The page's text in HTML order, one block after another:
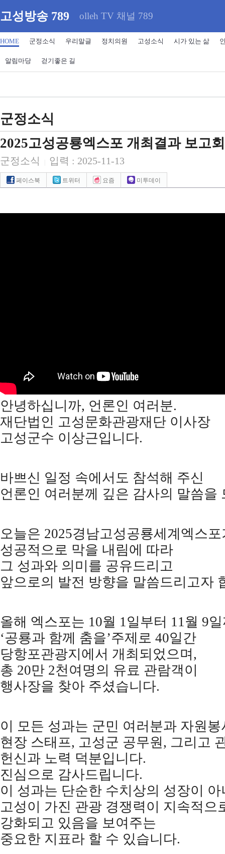
고성방송 789 olleh TV 채널 789
HOME 군정소식 우리말글 정치의원 고성소식 시가 있는 삶
알림마당 걷기좋은 길
군정소식
2025고성공룡엑스포 개최결과 보고회
군정소식 입력 : 2025-11-13
페이스북 트위터 요즘 미투데이
안녕하십니까, 언론인 여러분.
재단법인 고성문화관광재단 이사장
고성군수 이상근입니다.
바쁘신 일정 속에서도 참석해 주신
언론인 여러분께 깊은 감사의 말씀을
오늘은 2025경남고성공룡세계엑스포
성공적으로 막을 내림에 따라
그 성과와 의미를 공유드리고
앞으로의 발전 방향을 말씀드리고자
올해 엑스포는 10월 1일부터 11월 9
‘공룡과 함께 춤을’주제로 40일간
당항포관광지에서 개최되었으며 ,
총 20만 2천여명의 유료 관람객이
행사장을 찾아 주셨습니다.
이 모든 성과는 군민 여러분과 자원봉
현장 스태프, 고성군 공무원, 그리고
헌신과 노력 덕분입니다.
진심으로 감사드립니다.
이 성과는 단순한 수치상의 성장이 아
고성이 가진 관광 경쟁력이 지속적으
강화되고 있음을 보여주는
중요한 지표라 할 수 있습니다.